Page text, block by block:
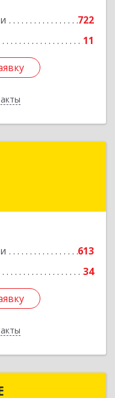
722
11
613
34